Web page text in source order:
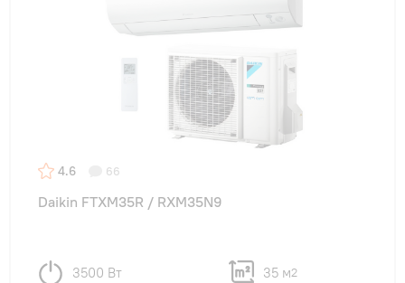
4.6 66
Daikin FTXM35R / RXM35N9
3500 Вт 35 м2